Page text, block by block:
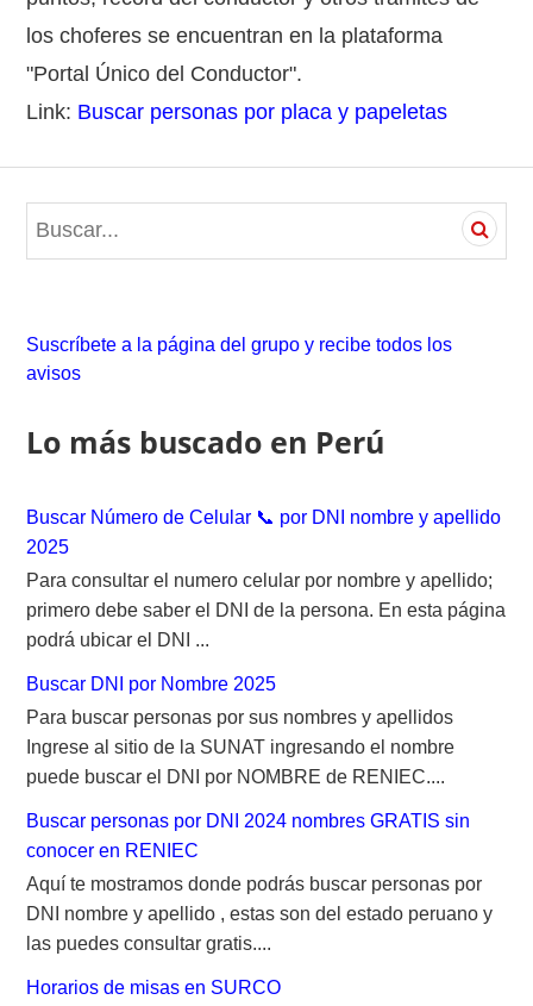
los choferes se encuentran en la plataforma
"Portal Único del Conductor".
Link: Buscar personas por placa y papeletas
Suscríbete a la página del grupo y recibe todos los
avisos
Lo más buscado en Perú
Buscar Número de Celular 📞 por DNI nombre y apellido
2025
Para consultar el numero celular por nombre y apellido;
primero debe saber el DNI de la persona. En esta página
podrá ubicar el DNI ...
Buscar DNI por Nombre 2025
Para buscar personas por sus nombres y apellidos
Ingrese al sitio de la SUNAT ingresando el nombre
puede buscar el DNI por NOMBRE de RENIEC....
Buscar personas por DNI 2024 nombres GRATIS sin
conocer en RENIEC
Aquí te mostramos donde podrás buscar personas por
DNI nombre y apellido , estas son del estado peruano y
las puedes consultar gratis....
Horarios de misas en SURCO